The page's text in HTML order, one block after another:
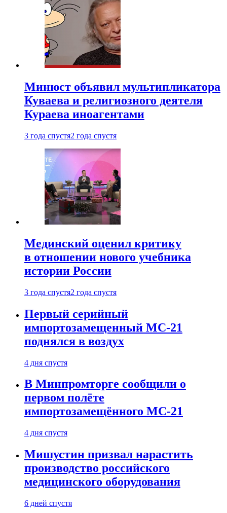
Минюст объявил мультипликатора
Куваева и религиозного деятеля
Кураева иноагентами
3 года спустя2 года спустя
Мединский оценил критику
в отношении нового учебника
истории России
3 года спустя2 года спустя
Первый серийный
импортозамещенный МС-21
поднялся в воздух
4 дня спустя
В Минпромторге сообщили о
первом полёте
импортозамещённого МС-21
4 дня спустя
Мишустин призвал нарастить
производство российского
медицинского оборудования
6 дней спустя